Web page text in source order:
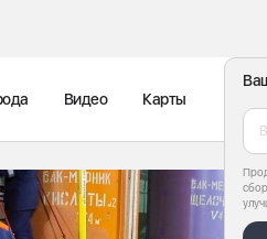
Видео Карты